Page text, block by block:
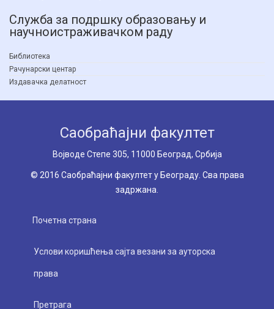
Служба за подршку образовању и
научноистраживачком раду
Библиотека
Рачунарски центар
Издавачка делатност
Саобраћајни факултет
Вoјводе Степе 305, 11000 Београд, Србија
© 2016 Саобраћајни факултет у Београду. Сва права
задржана.
Почетна страна
Услови коришћења сајта везани за ауторска
права
Претрага